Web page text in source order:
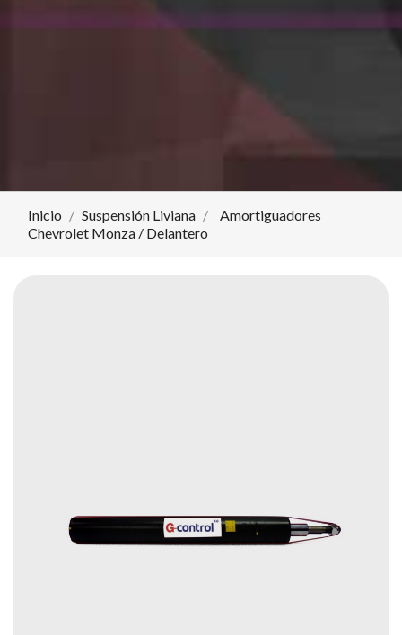
Inicio Suspensión Liviana
Amortiguadores
Chevrolet Monza / Delantero